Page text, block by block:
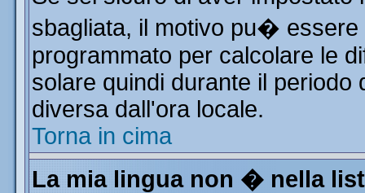
sbagliata, il motivo pu�
programmato per calcolare le
solare quindi durante il
diversa dall'ora locale.
Torna in cima
La mia lingua non � nella